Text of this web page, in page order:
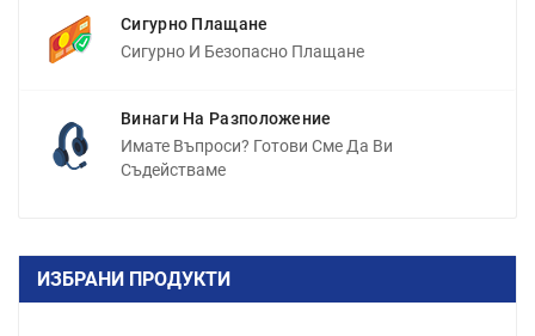
Сигурно Плащане
Сигурно И Безопасно Плащане
Винаги На Разположение
Имате Въпроси? Готови Сме Да Ви
Съдействаме
ИЗБРАНИ ПРОДУКТИ